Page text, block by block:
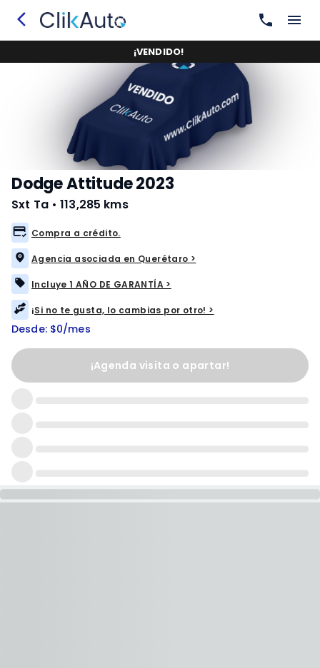
¡VENDIDO!
Dodge Attitude 2023
Sxt Ta • 113,285 kms
Compra a crédito.
Agencia asociada en Querétaro >
Incluye 1 AÑO DE GARANTÍA >
¡Si no te gusta, lo cambias por otro! >
Desde: $0/mes
¡Agenda visita o apartar!